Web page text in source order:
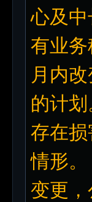
心及
有业
月内
的计
存在
情形
变更